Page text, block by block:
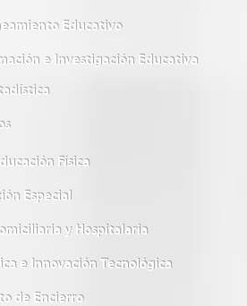
Educativo
e Investigación Educativa
Física
Especial
y Hospitalaria
e Innovación Tecnológica
de Encierro